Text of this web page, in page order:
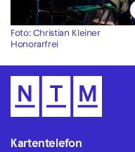
Foto: Christian Kleiner
Honorarfrei
Kartentelefon